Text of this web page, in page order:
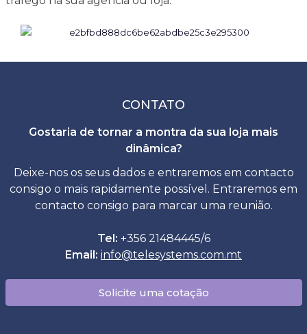
CONTATO
Gostaria de tornar a montra da sua loja mais
dinâmica?
Deixe-nos os seus dados e entraremos em contacto
consigo o mais rapidamente possível. Entraremos em
contacto consigo para marcar uma reunião.
Tel: +356 21484445/6
Email: info@telesystems.com.mt
Solicite uma cotação